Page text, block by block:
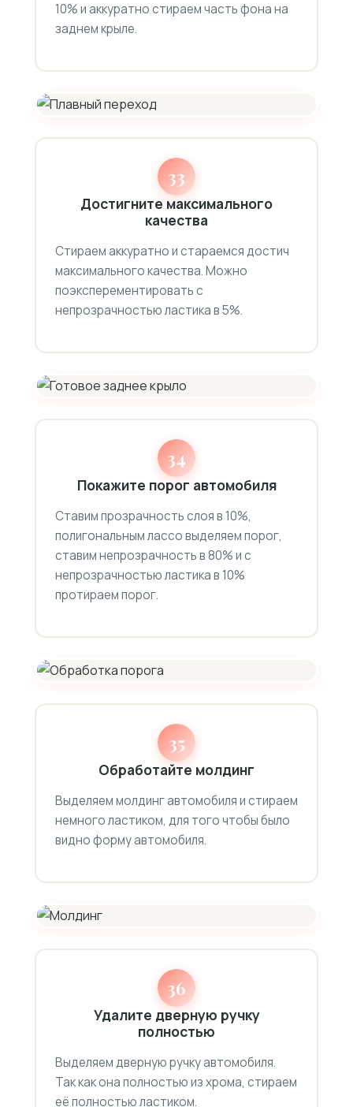
10% и аккуратно стираем часть фона на
заднем крыле.
33
Достигните максимального
качества
Стираем аккуратно и стараемся достич
максимального качества. Можно
поэксперементировать с
непрозрачностью ластика в 5%.
34
Покажите порог автомобиля
Ставим прозрачность слоя в 10%,
полигональным лассо выделяем порог,
ставим непрозрачность в 80% и с
непрозрачностью ластика в 10%
протираем порог.
35
Обработайте молдинг
Выделяем молдинг автомобиля и стираем
немного ластиком, для того чтобы было
видно форму автомобиля.
36
Удалите дверную ручку
полностью
Выделяем дверную ручку автомобиля.
Так как она полностью из хрома, стираем
её полностью ластиком.